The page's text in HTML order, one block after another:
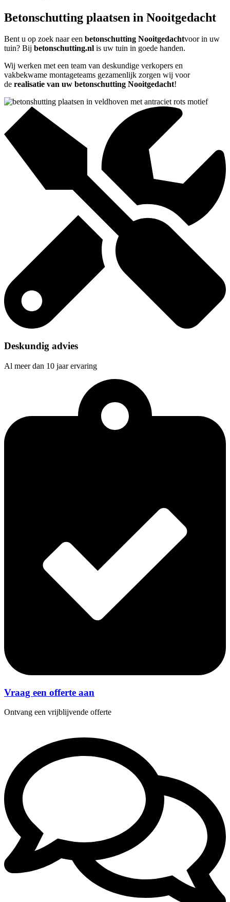
Betonschutting plaatsen in Nooitgedacht
Bent u op zoek naar een betonschutting Nooitgedachtvoor in uw
tuin? Bij betonschutting.nl is uw tuin in goede handen.
Wij werken met een team van deskundige verkopers en
vakbekwame montageteams gezamenlijk zorgen wij voor
de realisatie van uw betonschutting Nooitgedacht!
Deskundig advies
Al meer dan 10 jaar ervaring
Vraag een offerte aan
Ontvang een vrijblijvende offerte